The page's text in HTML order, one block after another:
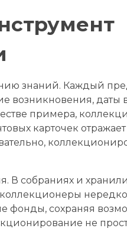
знаний. Каждый
возникновения, даты
примера,
карточек
В собраниях и
фонды, сохраняя
не